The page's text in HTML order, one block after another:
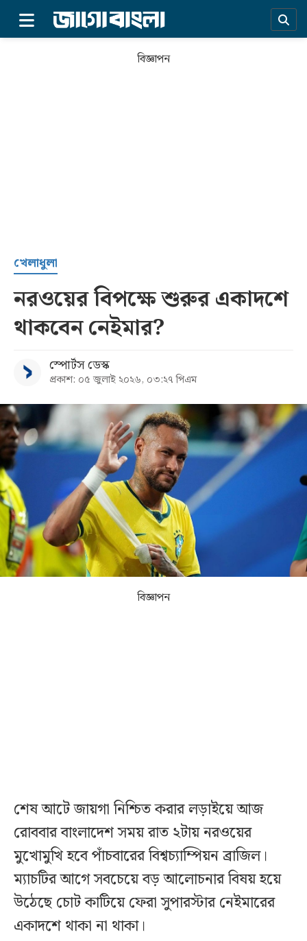
সর্বশেষ
বিভাগ
আর্কাইভ
বিজ্ঞাপন
খেলাধুলা
নরওয়ের বিপক্ষে শুরুর একাদশে
থাকবেন নেইমার?
স্পোর্টস ডেস্ক
প্রকাশ: ০৫ জুলাই ২০২৬, ০৩:২৭ পিএম
বিজ্ঞাপন
শেষ আটে জায়গা নিশ্চিত করার লড়াইয়ে আজ
রোববার বাংলাদেশ সময় রাত ২টায় নরওয়ের
মুখোমুখি হবে পাঁচবারের বিশ্বচ্যাম্পিয়ন ব্রাজিল।
ম্যাচটির আগে সবচেয়ে বড় আলোচনার বিষয় হয়ে
উঠেছে চোট কাটিয়ে ফেরা সুপারস্টার নেইমারের
একাদশে থাকা না থাকা।